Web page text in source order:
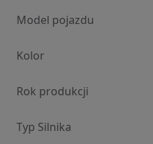
Model pojazdu
Kolor
Rok produkcji
Typ Silnika